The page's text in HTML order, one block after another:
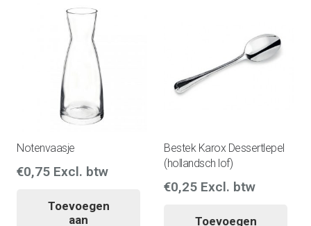
Notenvaasje
€0,75 Excl. btw
Toevoegen
aan
Bestek Karox Dessertlepel
(hollandsch lof)
€0,25 Excl. btw
Toevoegen